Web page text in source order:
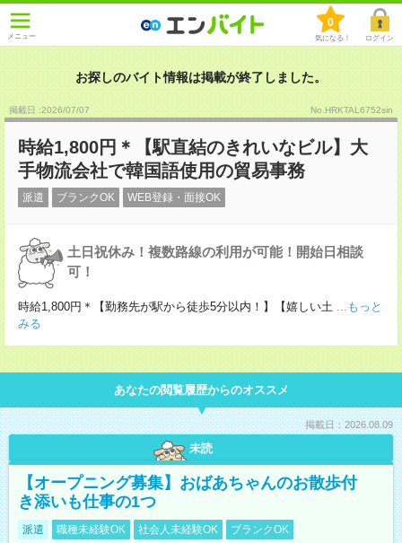
メニュー
0
気になる！ ログイン
お探しのバイト情報は掲載が終了しました。
掲載日 :2026/07/07 No.HRKTAL6752sin
時給1,800円＊【駅直結のきれいなビル】大
手物流会社で韓国語使用の貿易事務
派遣 ブランクOK WEB登録・面接OK
土日祝休み！複数路線の利用が可能！開始日相談
可！
時給1,800円＊【勤務先が駅から徒歩5分以内！】【嬉しい土 ...もっと
みる
あなたの閲覧履歴からのオススメ
掲載日：2026.08.09
未読
【オープニング募集】おばあちゃんのお散歩付
き添いも仕事の1つ
派遣 職種未経験OK 社会人未経験OK
ブランクOK